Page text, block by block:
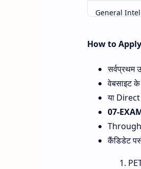
General
Computer
UP General
Total
How to
सर्वप्रथम
वेबसाइट
या
07-
Through
कैंडिडेट